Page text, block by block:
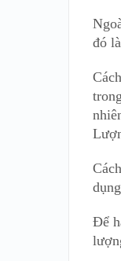
đó
Để